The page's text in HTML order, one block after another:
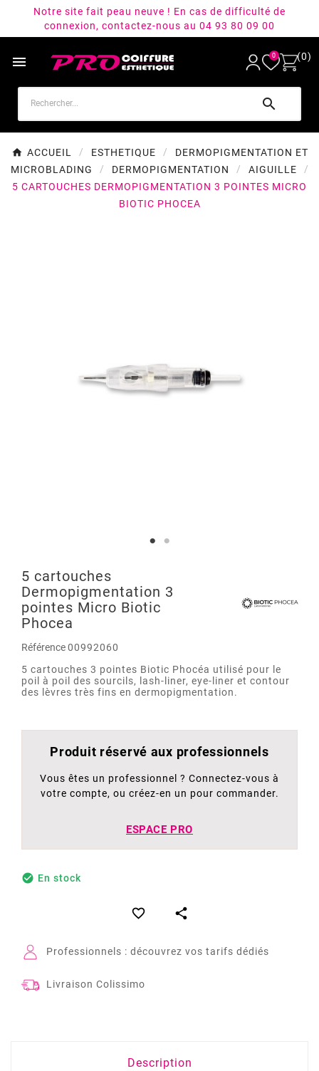
Notre site fait peau neuve ! En cas de difficulté de
connexion, contactez-nous au 04 93 80 09 00
 0 (0)

ACCUEIL ESTHETIQUE
DERMOPIGMENTATION ET
MICROBLADING
DERMOPIGMENTATION
AIGUILLE
5 CARTOUCHES DERMOPIGMENTATION 3 POINTES MICRO
BIOTIC PHOCEA
5 cartouches
Dermopigmentation 3
pointes Micro Biotic
Phocea
Référence00992060
5 cartouches 3 pointes Biotic Phocéa utilisé pour le
poil à poil des sourcils, lash-liner, eye-liner et contour
des lèvres très fins en dermopigmentation.
Produit réservé aux professionnels
Vous êtes un professionnel ? Connectez-vous à
votre compte, ou créez-en un pour commander.
ESPACE PRO
 En stock
 
Professionnels : découvrez vos tarifs dédiés
Livraison Colissimo
Description